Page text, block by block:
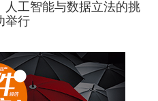
人工智能与数据立法的挑
举行